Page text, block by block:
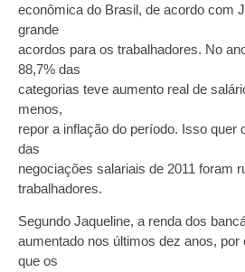
econômica do Brasil, de acordo com
grande
acordos para os trabalhadores. No
88,7% das
categorias teve aumento real de
menos,
repor a inflação do período. Isso quer
das
negociações salariais de 2011 foram
trabalhadores.
Segundo Jaqueline, a renda dos
aumentado nos últimos dez anos,
que os